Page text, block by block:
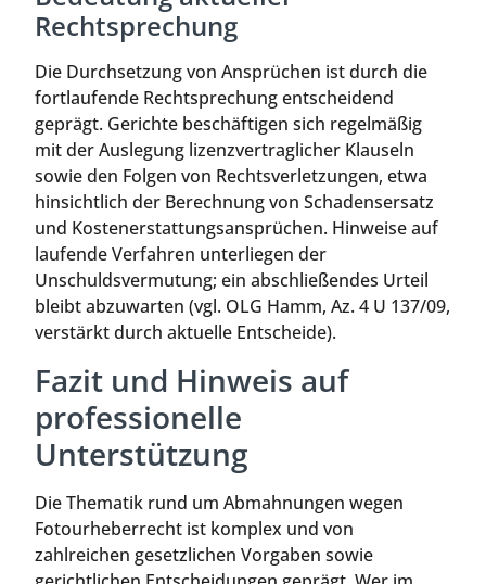
Rechtsprechung
Die Durchsetzung von Ansprüchen ist durch die
fortlaufende Rechtsprechung entscheidend
geprägt. Gerichte beschäftigen sich regelmäßig
mit der Auslegung lizenzvertraglicher Klauseln
sowie den Folgen von Rechtsverletzungen, etwa
hinsichtlich der Berechnung von Schadensersatz
und Kostenerstattungsansprüchen. Hinweise auf
laufende Verfahren unterliegen der
Unschuldsvermutung; ein abschließendes Urteil
bleibt abzuwarten (vgl. OLG Hamm, Az. 4 U 137/09,
verstärkt durch aktuelle Entscheide).
Fazit und Hinweis auf
professionelle
Unterstützung
Die Thematik rund um Abmahnungen wegen
Fotourheberrecht ist komplex und von
zahlreichen gesetzlichen Vorgaben sowie